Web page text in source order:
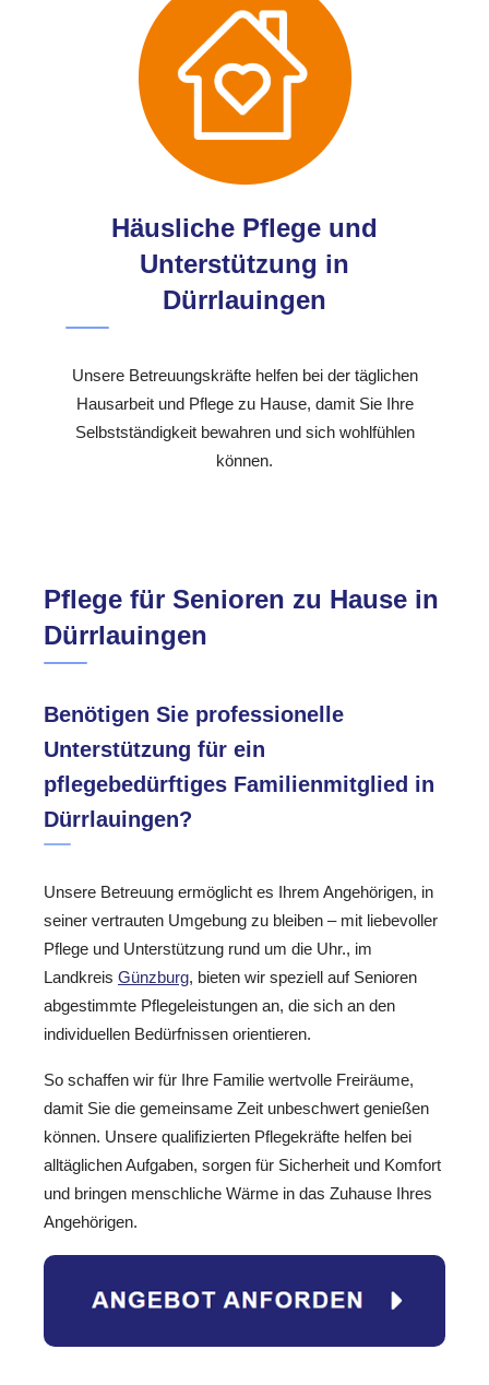
Häusliche Pflege und
Unterstützung in
Dürrlauingen
Unsere Betreuungskräfte helfen bei der täglichen
Hausarbeit und Pflege zu Hause, damit Sie Ihre
Selbstständigkeit bewahren und sich wohlfühlen
können.
Pflege für Senioren zu Hause in
Dürrlauingen
Benötigen Sie professionelle
Unterstützung für ein
pflegebedürftiges Familienmitglied in
Dürrlauingen?
Unsere Betreuung ermöglicht es Ihrem Angehörigen, in
seiner vertrauten Umgebung zu bleiben – mit liebevoller
Pflege und Unterstützung rund um die Uhr., im
Landkreis Günzburg, bieten wir speziell auf Senioren
abgestimmte Pflegeleistungen an, die sich an den
individuellen Bedürfnissen orientieren.
So schaffen wir für Ihre Familie wertvolle Freiräume,
damit Sie die gemeinsame Zeit unbeschwert genießen
können. Unsere qualifizierten Pflegekräfte helfen bei
alltäglichen Aufgaben, sorgen für Sicherheit und Komfort
und bringen menschliche Wärme in das Zuhause Ihres
Angehörigen.